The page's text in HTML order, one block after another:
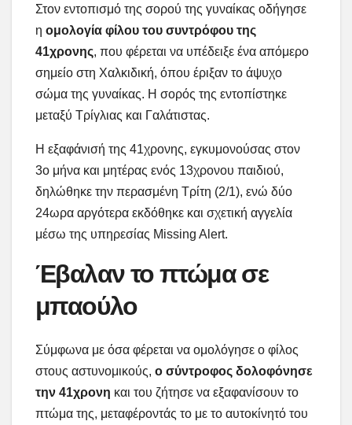
Στον εντοπισμό της σορού της γυναίκας οδήγησε
η ομολογία φίλου του συντρόφου της
41χρονης, που φέρεται να υπέδειξε ένα απόμερο
σημείο στη Χαλκιδική, όπου έριξαν το άψυχο
σώμα της γυναίκας. Η σορός της εντοπίστηκε
μεταξύ Τρίγλιας και Γαλάτιστας.
Η εξαφάνισή της 41χρονης, εγκυμονούσας στον
3ο μήνα και μητέρας ενός 13χρονου παιδιού,
δηλώθηκε την περασμένη Τρίτη (2/1), ενώ δύο
24ωρα αργότερα εκδόθηκε και σχετική αγγελία
μέσω της υπηρεσίας Missing Alert.
Έβαλαν το πτώμα σε
μπαούλο
Σύμφωνα με όσα φέρεται να ομολόγησε ο φίλος
στους αστυνομικούς, ο σύντροφος δολοφόνησε
την 41χρονη και του ζήτησε να εξαφανίσουν το
πτώμα της, μεταφέροντάς το με το αυτοκίνητό του